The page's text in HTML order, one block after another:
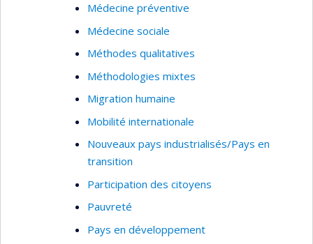
Médecine préventive
Médecine sociale
Méthodes qualitatives
Méthodologies mixtes
Migration humaine
Mobilité internationale
Nouveaux pays industrialisés/Pays en
transition
Participation des citoyens
Pauvreté
Pays en développement